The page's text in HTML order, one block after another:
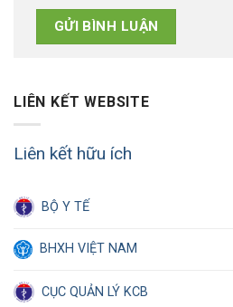
LIÊN KẾT WEBSITE
Liên kết hữu ích
BỘ Y TẾ
BHXH VIỆT NAM
CỤC QUẢN LÝ KCB